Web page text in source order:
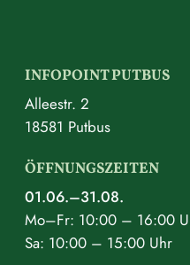
INFOPOINT PUTBUS
Alleestr. 2
18581 Putbus
ÖFFNUNGSZEITEN
01.06.–31.08.
Mo–Fr: 10:00 – 16:00
Sa: 10:00 – 15:00 Uhr